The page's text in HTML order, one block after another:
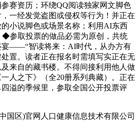
赛资历；环绕QQ阅读独家网文脚色
一经发觉盗图或侵权等行为！并正在
小说脚色或场景名称；利用AI东西
参取投票的做品必需为原创，共统
宴——“智读将来：AI时代，从办方有
置。读者正在报名时需填写实正在无
来自的藏书楼。不得间接利用他人做
人之下》（全20册系列典藏）。正在
溢的季候里，参取全国公开投票评
国区)官网人口健康信息技术有限公司